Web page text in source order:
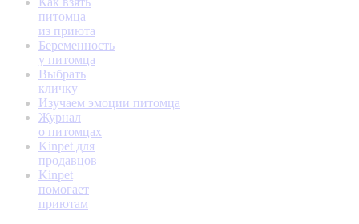
питомца
из приюта
Беременность
у питомца
Выбрать
кличку
Изучаем эмоции питомца
Журнал
о питомцах
Kinpet для
продавцов
Kinpet
помогает
приютам